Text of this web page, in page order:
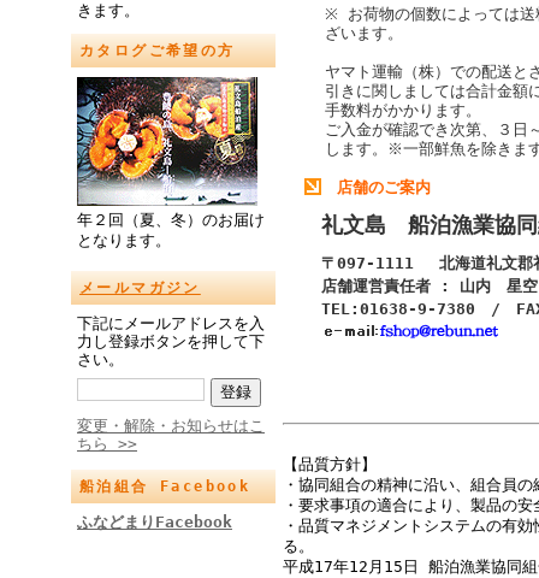
きます。
カタログご希望の方
年２回（夏、冬）のお届け
となります。
メールマガジン
下記にメールアドレスを入
力し登録ボタンを押して下
さい。
変更・解除・お知らせはこ
ちら >>
船泊組合 Facebook
ふなどまりFacebook
※ お荷物の個数によっては送
ざいます。
ヤマト運輸（株）での配送と
引きに関しましては合計金額
手数料がかかります。
ご入金が確認でき次第、３日
します。
※一部鮮魚を除きま
店舗のご案内
礼文島 船泊漁業協
〒097-1111 北海道礼文郡
店舗運営責任者 : 山内 星
TEL:01638-9-7380 /
【品質方針】
・協同組合の精神に沿い、組合員
・要求事項の適合により、製品の
・品質マネジメントシステムの有
る。
平成17年12月15日 船泊漁業協同